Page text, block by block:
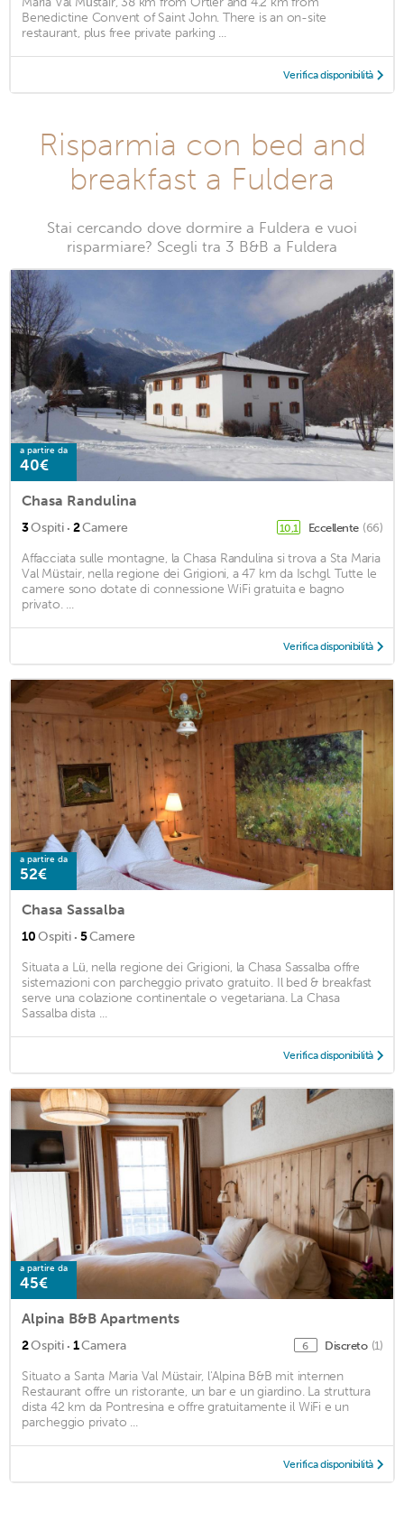
Benedictine Convent of Saint John. There is an on-site
restaurant, plus free private parking ...
Verifica disponibilità
Risparmia con bed and
breakfast a Fuldera
Stai cercando dove dormire a Fuldera e vuoi
risparmiare? Scegli tra 3 B&B a Fuldera
a partire da
40€
Chasa Randulina
3Ospiti · 2Camere 10,1 Eccellente (66)
Affacciata sulle montagne, la Chasa Randulina si trova a Sta Maria
Val Müstair, nella regione dei Grigioni, a 47 km da Ischgl. Tutte le
camere sono dotate di connessione WiFi gratuita e bagno
privato. ...
Verifica disponibilità
a partire da
52€
Chasa Sassalba
10Ospiti · 5Camere
Situata a Lü, nella regione dei Grigioni, la Chasa Sassalba offre
sistemazioni con parcheggio privato gratuito. Il bed & breakfast
serve una colazione continentale o vegetariana. La Chasa
Sassalba dista ...
Verifica disponibilità
a partire da
45€
Alpina B&B Apartments
2Ospiti · 1Camera 6 Discreto (1)
Situato a Santa Maria Val Müstair, l'Alpina B&B mit internen
Restaurant offre un ristorante, un bar e un giardino. La struttura
dista 42 km da Pontresina e offre gratuitamente il WiFi e un
parcheggio privato ...
Verifica disponibilità